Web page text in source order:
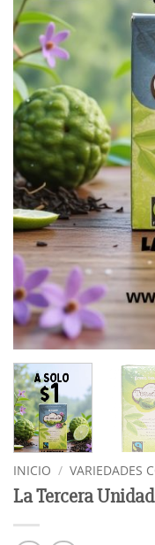
INICIO / VARIEDADES
La Tercera Unidad